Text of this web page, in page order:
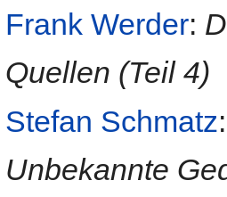
Frank Werder:
Quellen (Teil 4)
Stefan Schmatz
Unbekannte